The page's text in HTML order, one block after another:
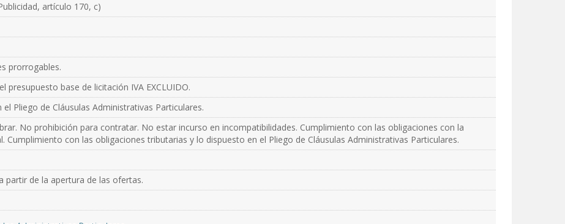
artículo 170, c)
prorrogables.
presupuesto base de licitación IVA EXCLUIDO.
Pliego de Cláusulas Administrativas Particulares.
No prohibición para contratar. No estar incurso en incompatibilidades. Cumplimiento con las obligaciones con la
Cumplimiento con las obligaciones tributarias y lo dispuesto en el Pliego de Cláusulas Administrativas Particulares.
partir de la apertura de las ofertas.